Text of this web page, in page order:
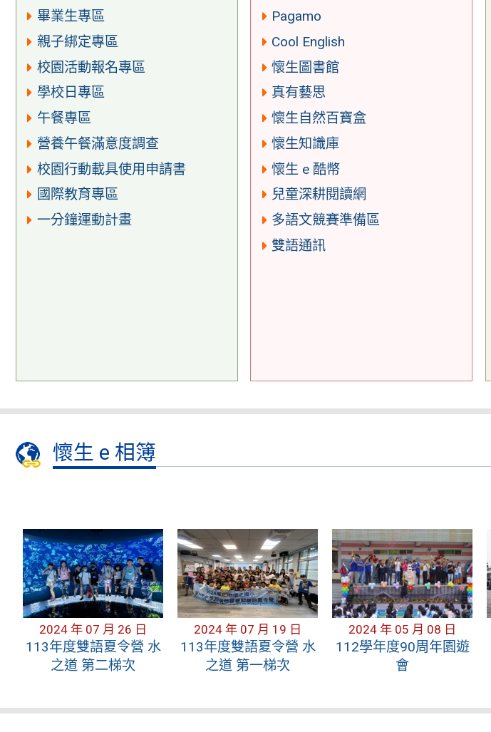
畢業生專區
親子綁定專區
校園活動報名專區
學校日專區
午餐專區
營養午餐滿意度調查
校園行動載具使用申請書
國際教育專區
一分鐘運動計畫
Pagamo
Cool English
懷生圖書館
真有藝思
懷生自然百寶盒
懷生知識庫
懷生 e 酷幣
兒童深耕閱讀網
多語文競賽準備區
雙語通訊
懷生 e 相簿
2024 年 07 月 26 日
113年度雙語夏令營 水
之道 第二梯次
2024 年 07 月 19 日
113年度雙語夏令營 水
之道 第一梯次
2024 年 05 月 08 日
112學年度90周年園遊
會